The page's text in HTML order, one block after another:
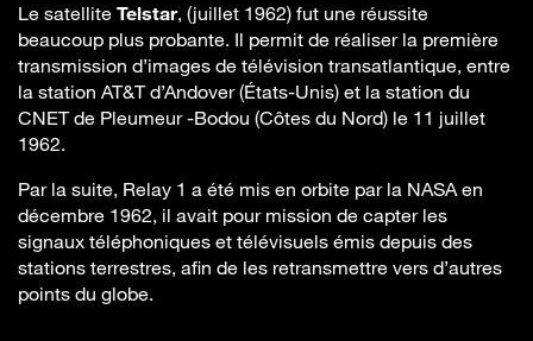
Le satellite Telstar, (juillet 1962) fut une réussite
beaucoup plus probante. Il permit de réaliser la première
transmission d’images de télévision transatlantique, entre
la station AT&T d’Andover (États-Unis) et la station du
CNET de Pleumeur -Bodou (Côtes du Nord) le 11 juillet
1962.
Par la suite, Relay 1 a été mis en orbite par la NASA en
décembre 1962, il avait pour mission de capter les
signaux téléphoniques et télévisuels émis depuis des
stations terrestres, afin de les retransmettre vers d’autres
points du globe.